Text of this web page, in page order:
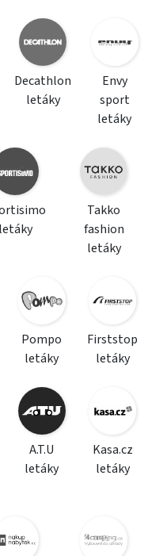
Decathlon
letáky
Envy
sport
letáky
letáky
Takko
fashion
letáky
Pompo
letáky
Firststop
letáky
A.T.U
letáky
Kasa.cz
letáky